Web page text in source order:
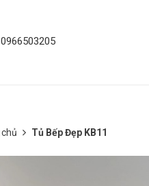
0966503205
Tủ Bếp Đẹp KB11